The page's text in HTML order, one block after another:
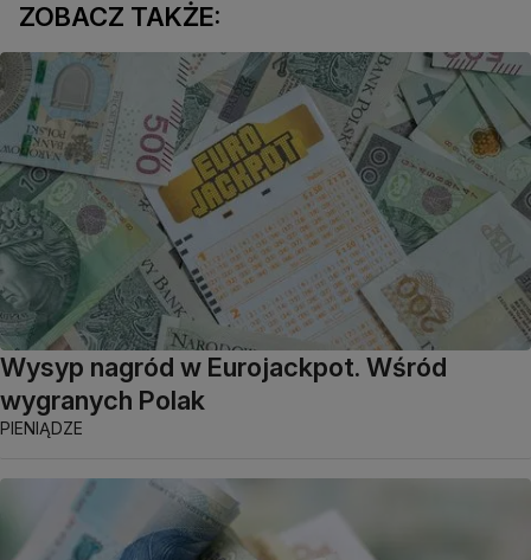
ZOBACZ TAKŻE:
Wysyp nagród w Eurojackpot. Wśród
wygranych Polak
PIENIĄDZE